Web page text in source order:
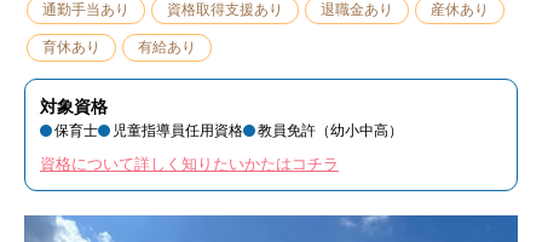
通勤手当あり 資格取得支援あり 退職金あり 産休あり
育休あり 有給あり
対象資格
保育士 児童指導員任用資格 教員免許（幼小中高）
資格について詳しく知りたいかたはコチラ